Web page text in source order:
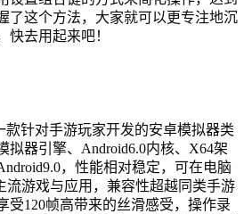
了这个方法，大家就可以更专注地沉
快去用起来吧！
款针对手游玩家开发的安卓模拟器类
拟器引擎、Android6.0内核、X64架
，性能相对稳定，可在电脑
流游戏与应用，兼容性超越同类手游
受120帧高带来的丝滑感受，操作录